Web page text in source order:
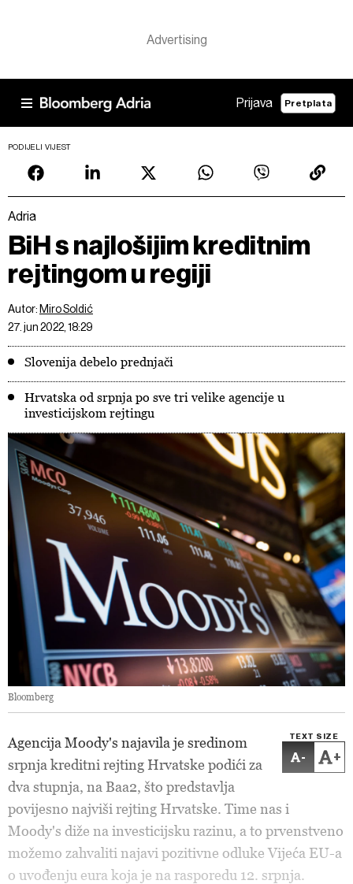
Prijava Pretplata
PODIJELI VIJEST
Adria
BiH s najlošijim kreditnim
rejtingom u regiji
Autor: Miro Soldić
27. jun 2022, 18:29
Slovenija debelo prednjači
Hrvatska od srpnja po sve tri velike agencije u
investicijskom rejtingu
Bloomberg
TEXT SIZE
- +
Agencija Moody's najavila je sredinom
srpnja kreditni rejting Hrvatske podići za
dva stupnja, na Baa2, što predstavlja
povijesno najviši rejting Hrvatske. Time nas i
Moody's diže na investicijsku razinu, a to prvenstveno
možemo zahvaliti najavi pozitivne odluke Vijeća EU-a
o uvođenju eura koja je na rasporedu 12. srpnja.